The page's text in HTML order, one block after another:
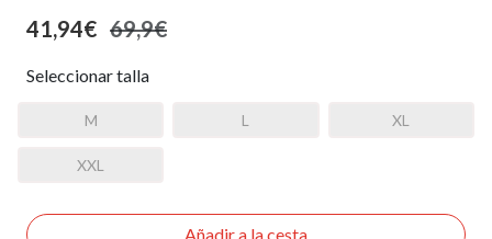
41,94€ 69,9€
Seleccionar talla
M L XL
XXL